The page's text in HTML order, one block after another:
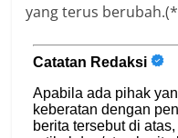
yang terus